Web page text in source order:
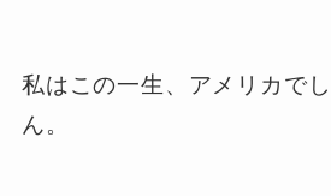
私はこの一生、アメリカで
ん。